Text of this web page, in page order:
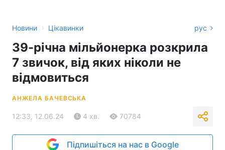
Новини › Цікавинки рус
39-річна мільйонерка розкрила
7 звичок, від яких ніколи не
відмовиться
АНЖЕЛА БАЧЕВСЬКА
12:33, 12.06.24 4 хв. 70784
Підпишіться на нас в Google